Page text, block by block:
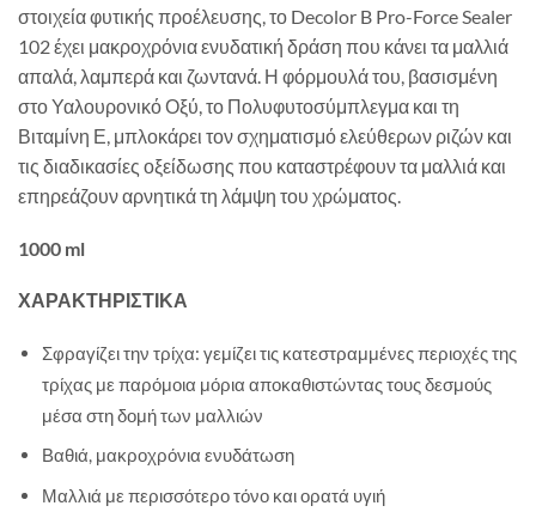
στοιχεία φυτικής προέλευσης, το Decolor B Pro-Force Sealer
102 έχει μακροχρόνια ενυδατική δράση που κάνει τα μαλλιά
απαλά, λαμπερά και ζωντανά. Η φόρμουλά του, βασισμένη
στο Υαλουρονικό Οξύ, το Πολυφυτοσύμπλεγμα και τη
Βιταμίνη Ε, μπλοκάρει τον σχηματισμό ελεύθερων ριζών και
τις διαδικασίες οξείδωσης που καταστρέφουν τα μαλλιά και
επηρεάζουν αρνητικά τη λάμψη του χρώματος.
1000 ml
ΧΑΡΑΚΤΗΡΙΣΤΙΚΑ
Σφραγίζει την τρίχα: γεμίζει τις κατεστραμμένες περιοχές της
τρίχας με παρόμοια μόρια αποκαθιστώντας τους δεσμούς
μέσα στη δομή των μαλλιών
Βαθιά, μακροχρόνια ενυδάτωση
Μαλλιά με περισσότερο τόνο και ορατά υγιή